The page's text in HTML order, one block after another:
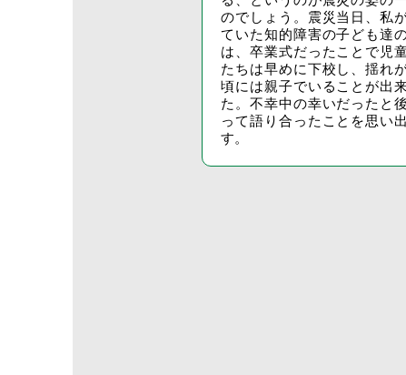
のでしょう。震災当日、私
ていた知的障害の子ども達
は、卒業式だったことで児
たちは早めに下校し、揺れ
頃には親子でいることが出
た。不幸中の幸いだったと
って語り合ったことを思い
す。